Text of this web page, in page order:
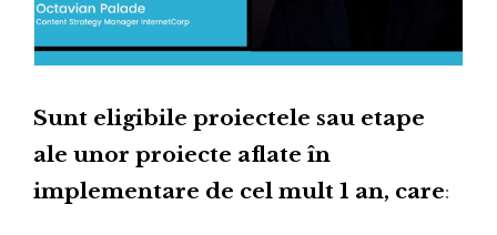
Sunt eligibile proiectele sau etape
ale unor proiecte aflate în
implementare de cel mult 1 an, care: